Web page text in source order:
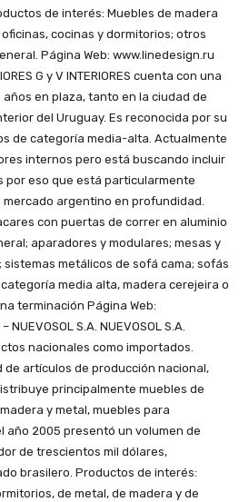
de interés: Muebles de madera
cocinas y dormitorios; otros
Página Web: www.linedesign.ru
G y V INTERIORES cuenta con una
en plaza, tanto en la ciudad de
del Uruguay. Es reconocida por su
de categoría media-alta. Actualmente
internos pero está buscando incluir
por eso que está particularmente
argentino en profundidad.
con puertas de correr en aluminio
aparadores y modulares; mesas y
sistemas metálicos de sofá cama; sofás
media alta, madera cerejeira o
terminación Página Web:
S.A. NUEVOSOL S.A.
nacionales como importados.
de artículos de producción nacional,
principalmente muebles de
y metal, muebles para
año 2005 presentó un volumen de
de trescientos mil dólares,
brasilero. Productos de interés:
de metal, de madera y de